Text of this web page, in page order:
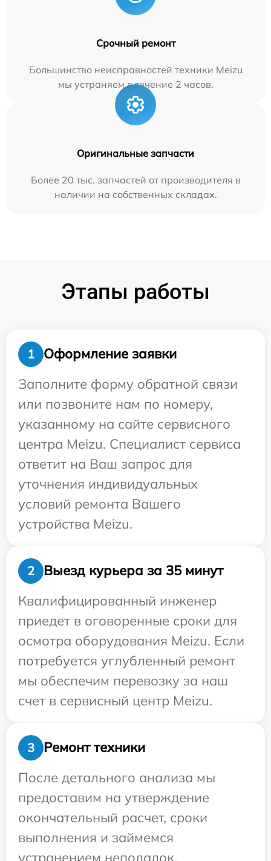
Срочный ремонт
Большинство неисправностей техники Meizu
мы устраняем в течение 2 часов.
Оригинальные запчасти
Более 20 тыс. запчастей от производителя в
наличии на собственных складах.
Этапы работы
1
Оформление заявки
Заполните форму обратной связи
или позвоните нам по номеру,
указанному на сайте сервисного
центра Meizu. Специалист сервиса
ответит на Ваш запрос для
уточнения индивидуальных
условий ремонта Вашего
устройства Meizu.
2
Выезд курьера за 35 минут
Квалифицированный инженер
приедет в оговоренные сроки для
осмотра оборудования Meizu. Если
потребуется углубленный ремонт
мы обеспечим перевозку за наш
счет в сервисный центр Meizu.
3
Ремонт техники
После детального анализа мы
предоставим на утверждение
окончательный расчет, сроки
выполнения и займемся
устранением неполадок.